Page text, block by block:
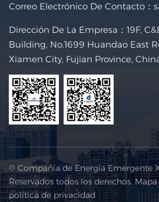
Correo Electrónico De Contacto：
Dirección De La Empresa：19F,
Building, No.1699 Huandao East
Xiamen City, Fujian Province,
© Compañía de Energía Emergente
Reservados todos los derechos.
política de privacidad